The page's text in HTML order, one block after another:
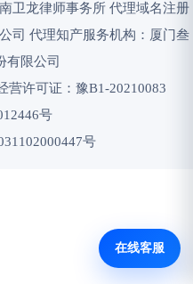
在线客服
卫龙律师事务所 代理域名注册
司 代理知产服务机构：厦门叁
有限公司
营许可证：豫B1-20210083
号
号